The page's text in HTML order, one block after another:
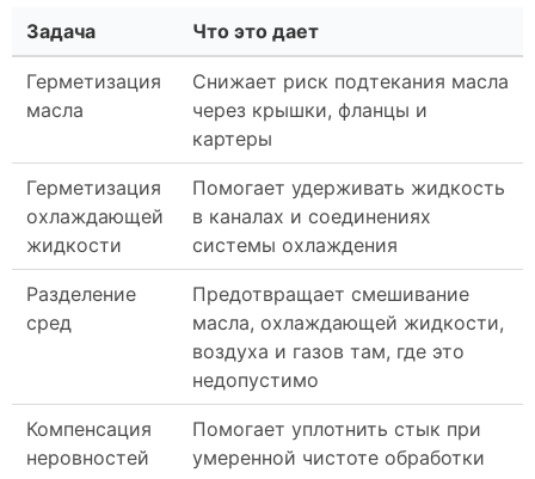
Задача Что это дает
Герметизация
масла
Снижает риск подтекания масла
через крышки, фланцы и
картеры
Герметизация
охлаждающей
жидкости
Помогает удерживать жидкость
в каналах и соединениях
системы охлаждения
Разделение
сред
Предотвращает смешивание
масла, охлаждающей жидкости,
воздуха и газов там, где это
недопустимо
Компенсация
неровностей
Помогает уплотнить стык при
умеренной чистоте обработки